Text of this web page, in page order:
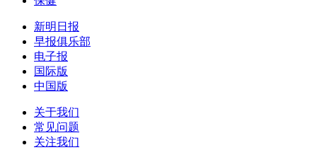
新明日报
早报俱乐部
电子报
国际版
中国版
关于我们
常见问题
关注我们